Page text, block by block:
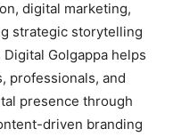
digital marketing,
strategic storytelling
Golgappa helps
professionals, and
presence through
driven branding